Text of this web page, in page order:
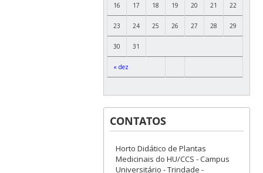
« dez
16 17 18 19 20 21 22
23 24 25 26 27 28 29
30 31
CONTATOS
Horto Didático de Plantas
Medicinais do HU/CCS - Campus
Universitário - Trindade -